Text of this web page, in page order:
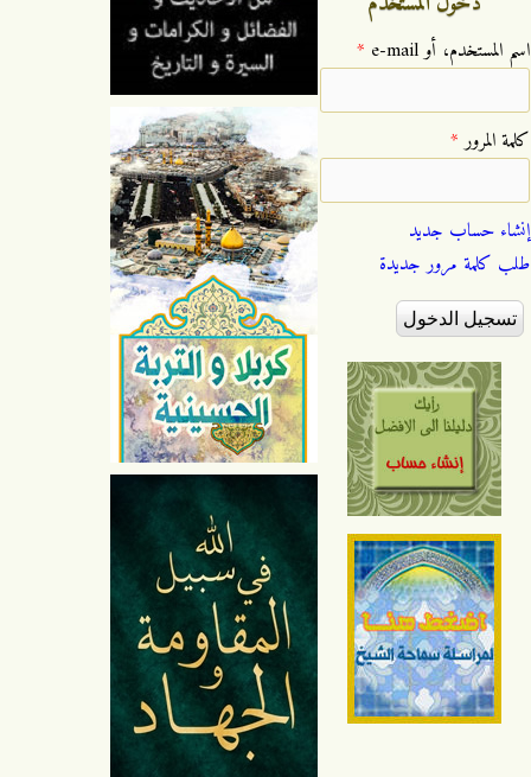
‏اسم المستخدم، أو e-mail ‏ *
‏كلمة المرور ‏*
إنشاء حساب جديد
طلب كلمة مرور جديدة